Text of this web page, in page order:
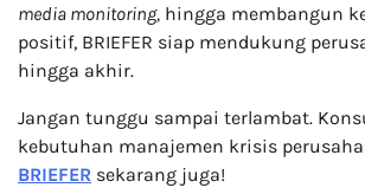
media monitoring, hingga membangun
positif, BRIEFER siap mendukung
hingga akhir.
Jangan tunggu sampai terlambat.
kebutuhan manajemen krisis
BRIEFER sekarang juga!